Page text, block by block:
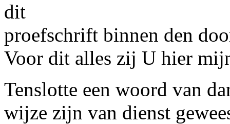
dit
proefschrift binnen den
Voor dit alles zij U hier
Tenslotte een woord van
wijze zijn van dienst